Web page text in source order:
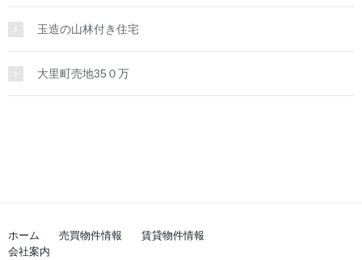
玉造の山林付き住宅
大里町売地35０万
ホーム 売買物件情報
賃貸物件情報
会社案内